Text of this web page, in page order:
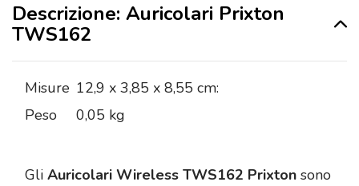
Descrizione: Auricolari Prixton
TWS162
Misure 12,9 x 3,85 x 8,55 cm:
Peso
0,05 kg
Gli Auricolari Wireless TWS162 Prixton sono